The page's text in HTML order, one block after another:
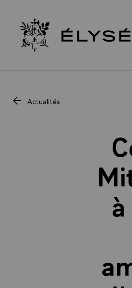
Retour à l’accueil Élysée
Actualités